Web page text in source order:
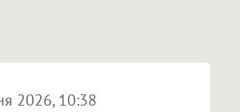
2026, 10:38